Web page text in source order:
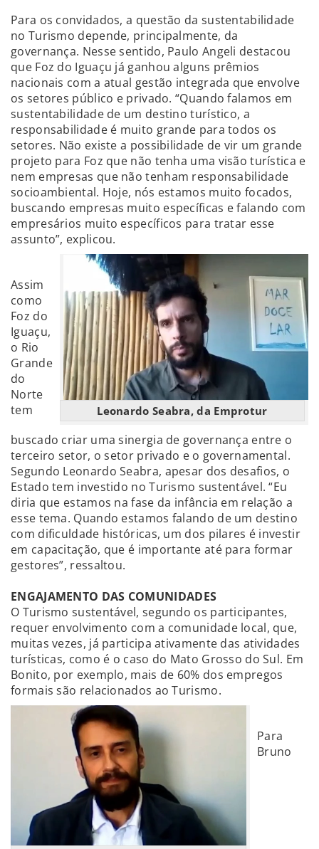
Para os convidados, a questão da sustentabilidade
no Turismo depende, principalmente, da
governança. Nesse sentido, Paulo Angeli destacou
que Foz do Iguaçu já ganhou alguns prêmios
nacionais com a atual gestão integrada que envolve
os setores público e privado. “Quando falamos em
sustentabilidade de um destino turístico, a
responsabilidade é muito grande para todos os
setores. Não existe a possibilidade de vir um grande
projeto para Foz que não tenha uma visão turística e
nem empresas que não tenham responsabilidade
socioambiental. Hoje, nós estamos muito focados,
buscando empresas muito específicas e falando com
empresários muito específicos para tratar esse
assunto”, explicou.
Leonardo Seabra, da Emprotur
Assim
como
Foz do
Iguaçu,
o Rio
Grande
do
Norte
tem
buscado criar uma sinergia de governança entre o
terceiro setor, o setor privado e o governamental.
Segundo Leonardo Seabra, apesar dos desafios, o
Estado tem investido no Turismo sustentável. “Eu
diria que estamos na fase da infância em relação a
esse tema. Quando estamos falando de um destino
com dificuldade históricas, um dos pilares é investir
em capacitação, que é importante até para formar
gestores”, ressaltou.
ENGAJAMENTO DAS COMUNIDADES
O Turismo sustentável, segundo os participantes,
requer envolvimento com a comunidade local, que,
muitas vezes, já participa ativamente das atividades
turísticas, como é o caso do Mato Grosso do Sul. Em
Bonito, por exemplo, mais de 60% dos empregos
formais são relacionados ao Turismo.
Para
Bruno